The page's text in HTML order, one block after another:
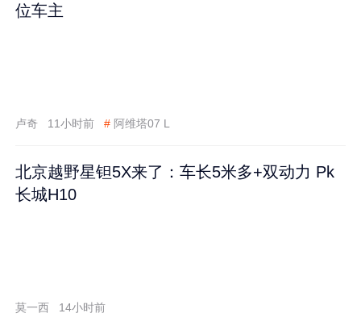
位车主
卢奇 11小时前 # 阿维塔07 L
北京越野星钽5X来了：车长5米多+双动力 Pk
长城H10
莫一西 14小时前